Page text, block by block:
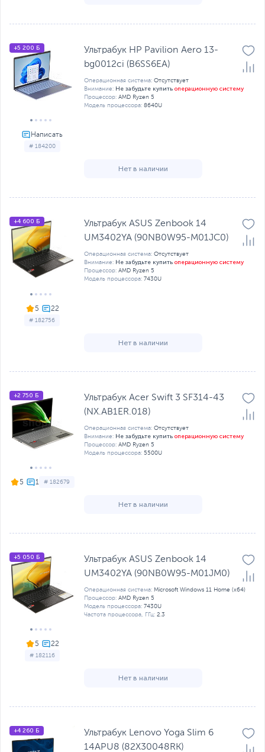
# 184200
+5 200 Б
Ультрабук HP Pavilion Aero 13-
bg0012ci (B6SS6EA)
Операционная система: Отсутствует
Внимание: Не забудьте купить операционную систему
Процессор: AMD Ryzen 5
Модель процессора: 8640U
Нет в наличии
5
# 182756
+4 600 Б
Ультрабук ASUS Zenbook 14
UM3402YA (90NB0W95-M01JC0)
Операционная система: Отсутствует
Внимание: Не забудьте купить операционную систему
Процессор: AMD Ryzen 5
Модель процессора: 7430U
Нет в наличии
5 # 182679
+2 750 Б
Ультрабук Acer Swift 3 SF314-43
(NX.AB1ER.018)
Операционная система: Отсутствует
Внимание: Не забудьте купить операционную систему
Процессор: AMD Ryzen 5
Модель процессора: 5500U
Нет в наличии
5
# 182116
+5 050 Б
Ультрабук ASUS Zenbook 14
UM3402YA (90NB0W95-M01JM0)
Операционная система: Microsoft Windows 11 Home (x64)
Процессор: AMD Ryzen 5
Модель процессора: 7430U
Частота процессора, ГГц: 2.3
Нет в наличии
+4 260 Б
Ультрабук Lenovo Yoga Slim 6
14APU8 (82X30048RK)